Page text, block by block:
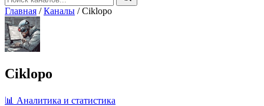
Главная / Каналы / Ciklopo
Ciklopo
📊 Аналитика и статистика